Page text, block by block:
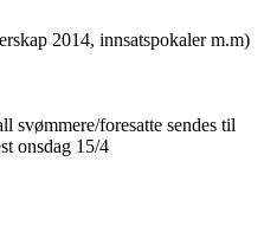
2014, innsatspokaler m.m)
svømmere/foresatte sendes til
onsdag 15/4